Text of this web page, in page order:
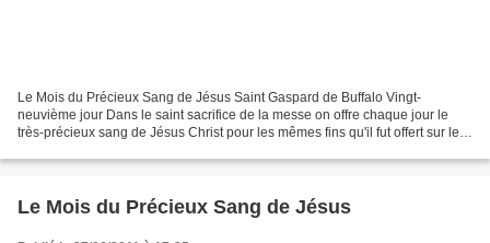
Le Mois du Précieux Sang de Jésus Saint Gaspard de Buffalo Vingt-
neuvième jour Dans le saint sacrifice de la messe on offre chaque jour le
très-précieux sang de Jésus Christ pour les mêmes fins qu'il fut offert sur le
Le Mois du Précieux Sang de Jésus